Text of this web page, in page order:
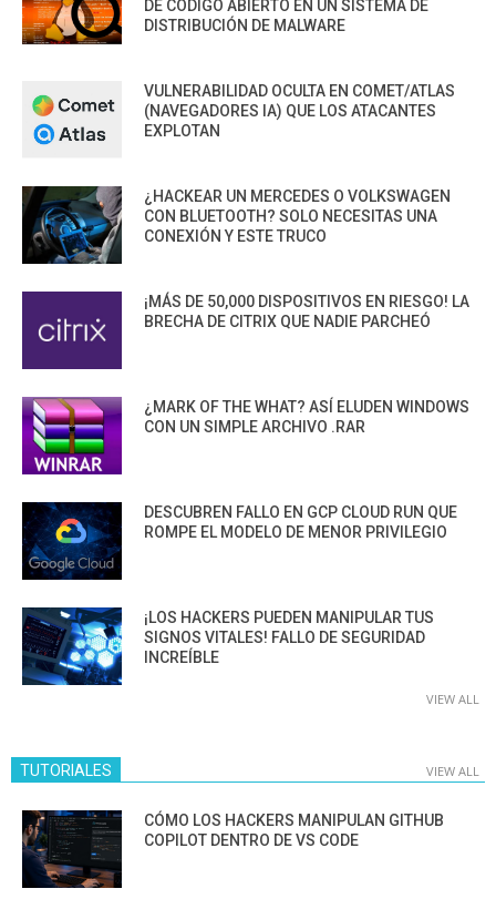
DE CÓDIGO ABIERTO EN UN SISTEMA DE
DISTRIBUCIÓN DE MALWARE
VULNERABILIDAD OCULTA EN COMET/ATLAS
(NAVEGADORES IA) QUE LOS ATACANTES
EXPLOTAN
¿HACKEAR UN MERCEDES O VOLKSWAGEN
CON BLUETOOTH? SOLO NECESITAS UNA
CONEXIÓN Y ESTE TRUCO
¡MÁS DE 50,000 DISPOSITIVOS EN RIESGO! LA
BRECHA DE CITRIX QUE NADIE PARCHEÓ
¿MARK OF THE WHAT? ASÍ ELUDEN WINDOWS
CON UN SIMPLE ARCHIVO .RAR
DESCUBREN FALLO EN GCP CLOUD RUN QUE
ROMPE EL MODELO DE MENOR PRIVILEGIO
¡LOS HACKERS PUEDEN MANIPULAR TUS
SIGNOS VITALES! FALLO DE SEGURIDAD
INCREÍBLE
VIEW ALL
TUTORIALES VIEW ALL
CÓMO LOS HACKERS MANIPULAN GITHUB
COPILOT DENTRO DE VS CODE